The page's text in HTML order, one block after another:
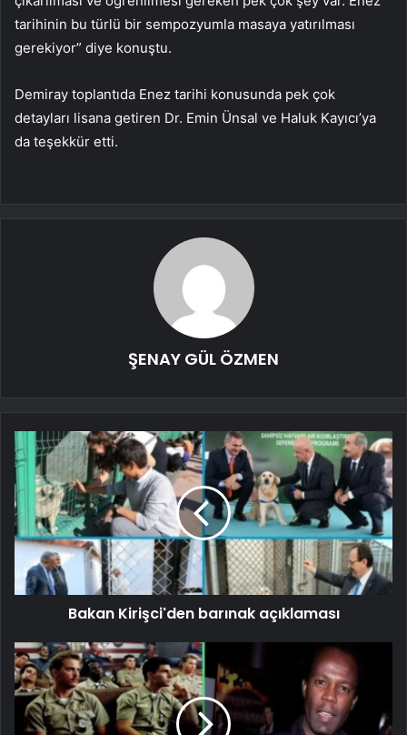
tarihinin bu türlü bir sempozyumla masaya yatırılması
gerekiyor” diye konuştu.
Demiray toplantıda Enez tarihi konusunda pek çok
detayları lisana getiren Dr. Emin Ünsal ve Haluk Kayıcı’ya
da teşekkür etti.
ŞENAY GÜL ÖZMEN
Bakan Kirişci'den barınak açıklaması